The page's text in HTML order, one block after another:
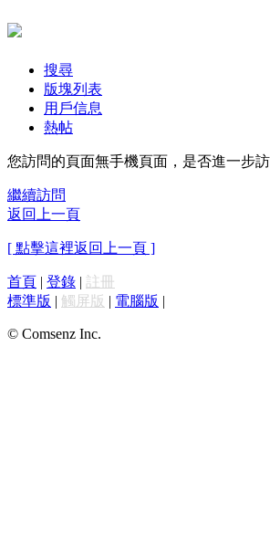
搜尋
版塊列表
用戶信息
熱帖
您訪問的頁面無手機頁面，是否進一步
繼續訪問
返回上一頁
[ 點擊這裡返回上一頁 ]
首頁 | 登錄 | 註冊
標準版 | 觸屏版 | 電腦版 |
© Comsenz Inc.